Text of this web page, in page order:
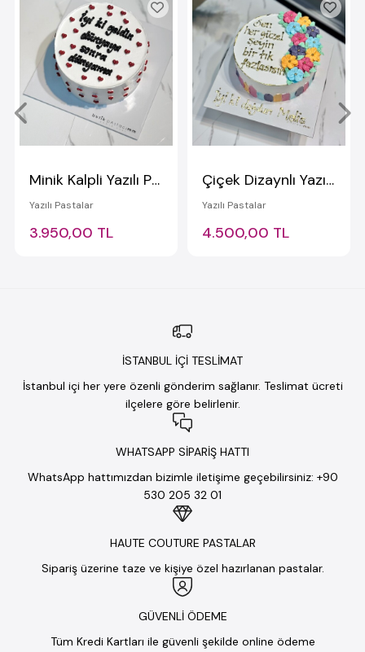
Minik Kalpli Yazılı Pasta
Yazılı Pastalar
3.950,00 TL
Çiçek Dizaynlı Yazılı Pasta
Yazılı Pastalar
4.500,00 TL
İSTANBUL İÇİ TESLİMAT
İstanbul içi her yere özenli gönderim sağlanır. Teslimat ücreti
ilçelere göre belirlenir.
WHATSAPP SİPARİŞ HATTI
WhatsApp hattımızdan bizimle iletişime geçebilirsiniz: +90
530 205 32 01
HAUTE COUTURE PASTALAR
Sipariş üzerine taze ve kişiye özel hazırlanan pastalar.
GÜVENLİ ÖDEME
Tüm Kredi Kartları ile güvenli şekilde online ödeme